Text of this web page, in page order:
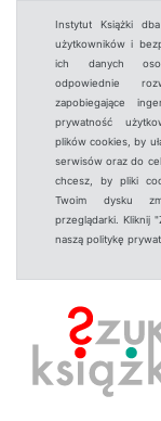
Instytut Książki
użytkowników i
ich danych
odpowiednie
zapobiegające
prywatność
plików cookies, by
serwisów oraz do
chcesz, by pliki
Twoim dysku
przeglądarki. Kliknij
naszą politykę